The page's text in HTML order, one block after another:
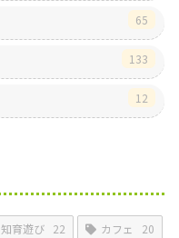
65
133
12
知育遊び 22 カフェ
20